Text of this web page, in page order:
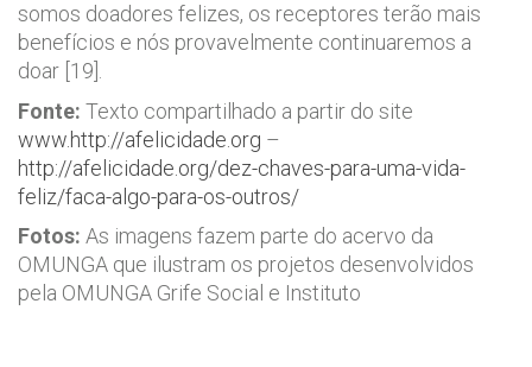
somos doadores felizes, os receptores terão mais
benefícios e nós provavelmente continuaremos a
doar [19].
Fonte: Texto compartilhado a partir do site
www.http://afelicidade.org –
http://afelicidade.org/dez-chaves-para-uma-vida-
feliz/faca-algo-para-os-outros/
Fotos: As imagens fazem parte do acervo da
OMUNGA que ilustram os projetos desenvolvidos
pela OMUNGA Grife Social e Instituto